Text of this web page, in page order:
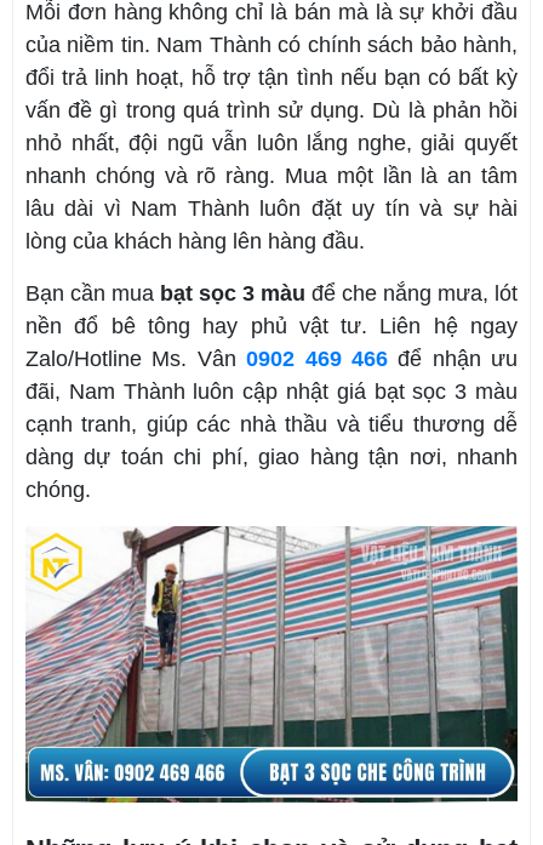
Mỗi đơn hàng không chỉ là bán mà là sự khởi đầu
của niềm tin. Nam Thành có chính sách bảo hành,
đổi trả linh hoạt, hỗ trợ tận tình nếu bạn có bất kỳ
vấn đề gì trong quá trình sử dụng. Dù là phản hồi
nhỏ nhất, đội ngũ vẫn luôn lắng nghe, giải quyết
nhanh chóng và rõ ràng. Mua một lần là an tâm
lâu dài vì Nam Thành luôn đặt uy tín và sự hài
lòng của khách hàng lên hàng đầu.
Bạn cần mua bạt sọc 3 màu để che nắng mưa, lót
nền đổ bê tông hay phủ vật tư. Liên hệ ngay
Zalo/Hotline Ms. Vân0902 469 466để nhận ưu
đãi, Nam Thành luôn cập nhật giá bạt sọc 3 màu
cạnh tranh, giúp các nhà thầu và tiểu thương dễ
dàng dự toán chi phí, giao hàng tận nơi, nhanh
chóng.